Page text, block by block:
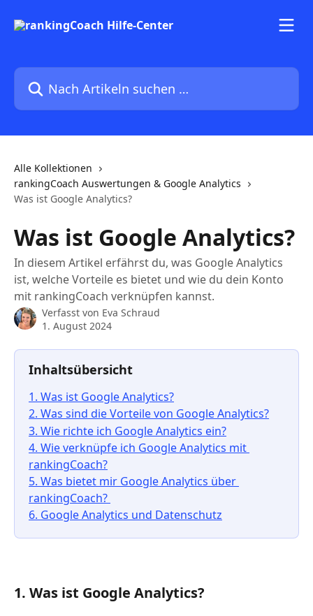
Nach Artikeln suchen …
Alle Kollektionen
rankingCoach Auswertungen & Google Analytics
Was ist Google Analytics?
Was ist Google Analytics?
In diesem Artikel erfährst du, was Google Analytics
ist, welche Vorteile es bietet und wie du dein Konto
mit rankingCoach verknüpfen kannst.
Verfasst von Eva Schraud
1. August 2024
Inhaltsübersicht
1. Was ist Google Analytics?
2. Was sind die Vorteile von Google Analytics?
3. Wie richte ich Google Analytics ein?
4. Wie verknüpfe ich Google Analytics mit
rankingCoach?
5. Was bietet mir Google Analytics über
rankingCoach?
6. Google Analytics und Datenschutz
1. Was ist Google Analytics?